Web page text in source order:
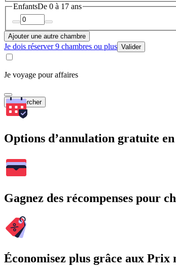
EnfantsDe 0 à 17 ans
Ajouter une autre chambre
Je dois réserver 9 chambres ou plus Valider
Je voyage pour affaires
Rechercher
Options d’annulation gratuite
Gagnez des récompenses pour
Économisez plus grâce aux Prix